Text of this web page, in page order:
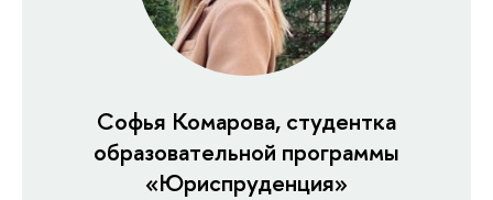
Софья Комарова, студентка
образовательной программы
«Юриспруденция»